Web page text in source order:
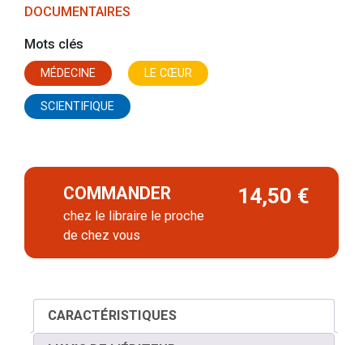
DOCUMENTAIRES
Mots clés
MÉDECINE LE CŒUR
SCIENTIFIQUE
COMMANDER
chez le libraire le proche
de chez vous
14,50 €
CARACTÉRISTIQUES